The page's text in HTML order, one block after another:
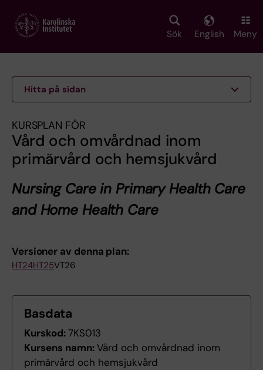
main
Sök English Meny
Hitta på sidan
KURSPLAN FÖR
Vård och omvårdnad inom
primärvård och hemsjukvård
Nursing Care in Primary Health Care
and Home Health Care
Versioner av denna plan:
HT24HT25VT26
Basdata
Kurskod:7KS013
Kursens namn:Vård och omvårdnad inom
primärvård och hemsjukvård